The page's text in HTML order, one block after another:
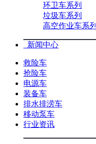
环卫车系列
垃圾车系列
高空作业车系列
新闻中心
救险车
抢险车
电源车
装备车
排水排涝车
移动泵车
行业资讯